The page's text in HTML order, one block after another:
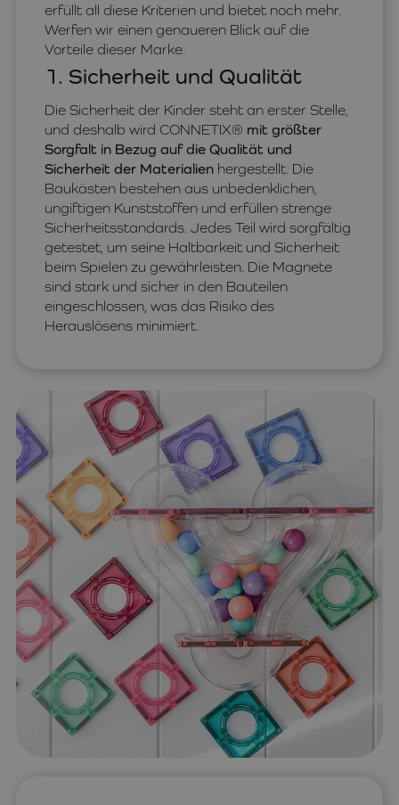
erfüllt all diese Kriterien und bietet noch mehr.
Werfen wir einen genaueren Blick auf die
Vorteile dieser Marke.
1. Sicherheit und Qualität
Die Sicherheit der Kinder steht an erster Stelle,
und deshalb wird CONNETIX® mit größter
Sorgfalt in Bezug auf die Qualität und
Sicherheit der Materialien hergestellt. Die
Baukästen bestehen aus unbedenklichen,
ungiftigen Kunststoffen und erfüllen strenge
Sicherheitsstandards. Jedes Teil wird sorgfältig
getestet, um seine Haltbarkeit und Sicherheit
beim Spielen zu gewährleisten. Die Magnete
sind stark und sicher in den Bauteilen
eingeschlossen, was das Risiko des
Herauslösens minimiert.